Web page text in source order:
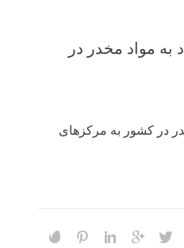
به ۵۰۰ بانوی معتاد به مواد مخدر در
به مواد مخدر در کشور به مرکزهای